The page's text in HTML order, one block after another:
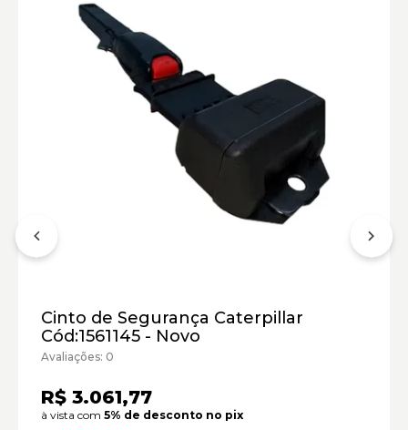
funcionamento perfeito com o design original do equipamento.
Cinto de Segurança Caterpillar
Cód:1561145 - Novo
Avaliações: 0
R$ 3.061,77
à vista com 5% de desconto no pix